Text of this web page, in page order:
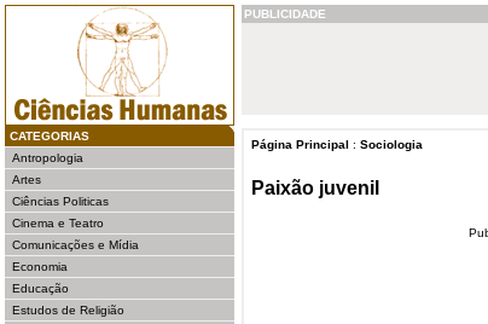
CATEGORIAS
Antropologia
Artes
Ciências Politicas
Cinema e Teatro
Comunicações e Mídia
Economia
Educação
Estudos de Religião
PUBLICIDADE
Página Principal : Sociologia
Paixão juvenil